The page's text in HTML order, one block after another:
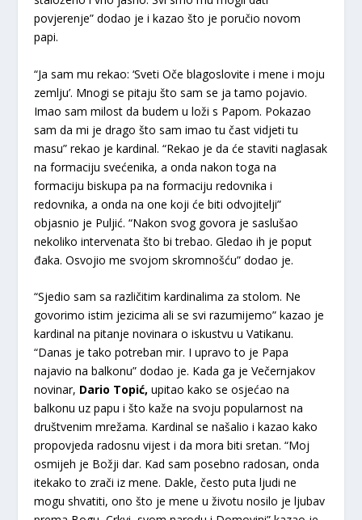
povjerenje” dodao je i kazao što je poručio novom
papi.
“Ja sam mu rekao: ‘Sveti Oče blagoslovite i mene i moju
zemlju’. Mnogi se pitaju što sam se ja tamo pojavio.
Imao sam milost da budem u loži s Papom. Pokazao
sam da mi je drago što sam imao tu čast vidjeti tu
masu” rekao je kardinal. “Rekao je da će staviti naglasak
na formaciju svećenika, a onda nakon toga na
formaciju biskupa pa na formaciju redovnika i
redovnika, a onda na one koji će biti odvojitelji”
objasnio je Puljić. “Nakon svog govora je saslušao
nekoliko intervenata što bi trebao. Gledao ih je poput
đaka. Osvojio me svojom skromnošću” dodao je.
“Sjedio sam sa različitim kardinalima za stolom. Ne
govorimo istim jezicima ali se svi razumijemo” kazao je
kardinal na pitanje novinara o iskustvu u Vatikanu.
“Danas je tako potreban mir. I upravo to je Papa
najavio na balkonu” dodao je. Kada ga je Večernjakov
novinar, Dario Topić, upitao kako se osjećao na
balkonu uz papu i što kaže na svoju popularnost na
društvenim mrežama. Kardinal se našalio i kazao kako
propovjeda radosnu vijest i da mora biti sretan. “Moj
osmijeh je Božji dar. Kad sam posebno radosan, onda
itekako to zrači iz mene. Dakle, često puta ljudi ne
mogu shvatiti, ono što je mene u životu nosilo je ljubav